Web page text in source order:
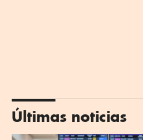
Últimas noticias